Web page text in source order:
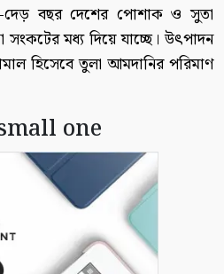
দেড় বছর দেশের পোশাক ও সুতা
মধ্য দিয়ে যাচ্ছে। উৎপাদন
হিসেবে তুলা আমদানির পরিমাণ
one